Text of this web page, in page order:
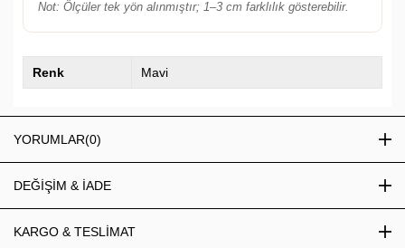
Not: Ölçüler tek yön alınmıştır; 1–3 cm farklılık gösterebilir.
Renk Mavi
YORUMLAR(0)
DEĞİŞİM & İADE
KARGO & TESLİMAT